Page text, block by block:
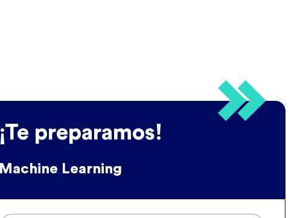
¡Te preparamos!
Machine Learning